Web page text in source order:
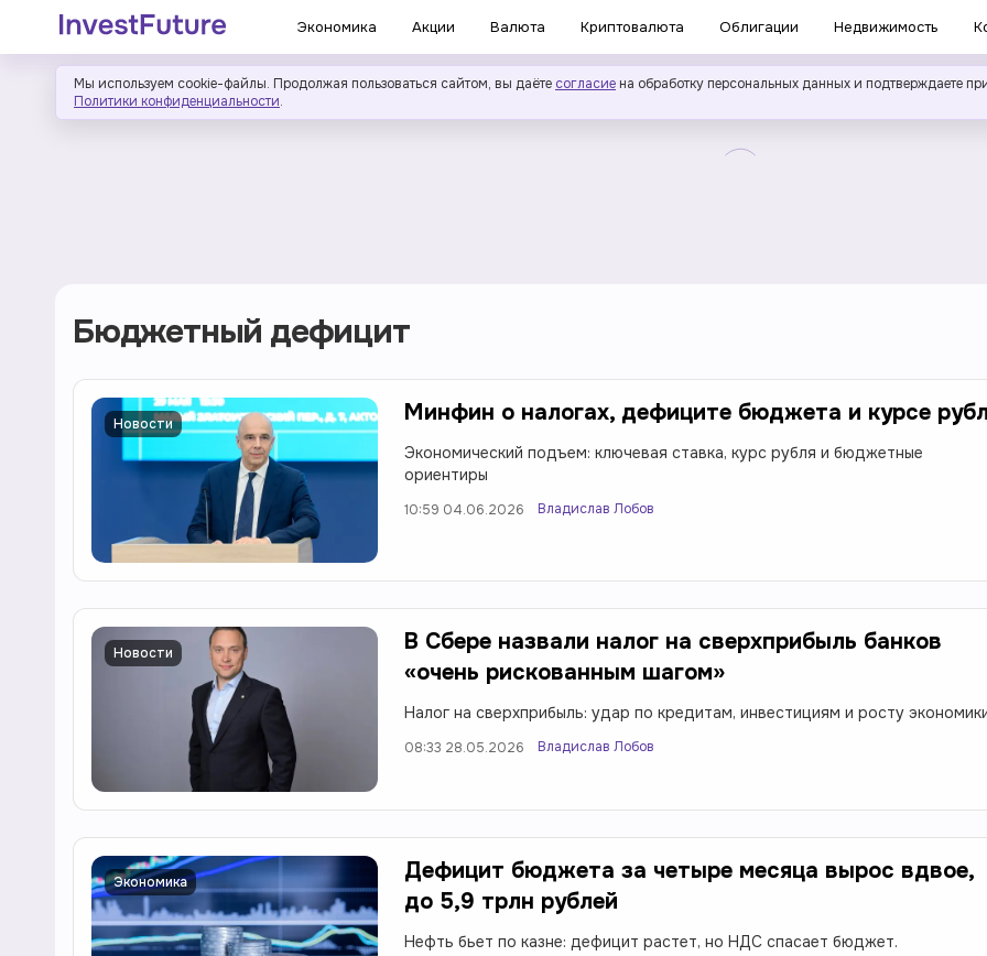
Экономика Акции Валюта Криптовалюта Облигации Недвижимость
Мы используем cookie-файлы. Продолжая пользоваться сайтом, вы даёте согласие на обработку персональных данных и подтверждаете
Политики конфиденциальности.
Бюджетный дефицит
Новости Минфин о налогах, дефиците бюджета и курсе
Экономический подъем: ключевая ставка, курс рубля и бюджетные
ориентиры
10:59 04.06.2026 Владислав Лобов
Новости
В Сбере назвали налог на сверхприбыль банков
«очень рискованным шагом»
Налог на сверхприбыль: удар по кредитам, инвестициям и росту
08:33 28.05.2026 Владислав Лобов
Экономика
Дефицит бюджета за четыре месяца вырос вдвое,
до 5,9 трлн рублей
Нефть бьет по казне: дефицит растет, но НДС спасает бюджет.